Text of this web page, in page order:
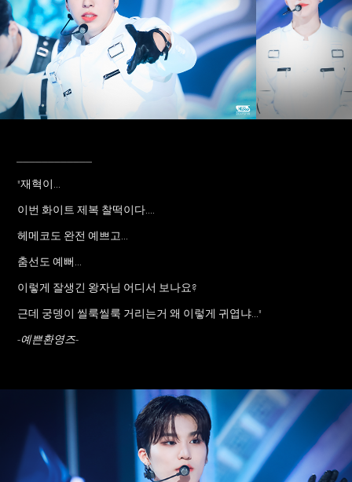
"재혁이...
이번 화이트 제복 찰떡이다....
헤메코도 완전 예쁘고...
춤선도 예뻐...
이렇게 잘생긴 왕자님 어디서 보나요?
근데 궁뎅이 씰룩씰룩 거리는거 왜 이렇게 귀엽냐..."
-예쁜환영즈-